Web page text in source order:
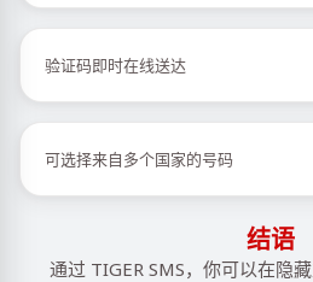
验证码即时在线送达
可选择来自多个国家的号码
结语
通过 TIGER SMS，你可以在隐